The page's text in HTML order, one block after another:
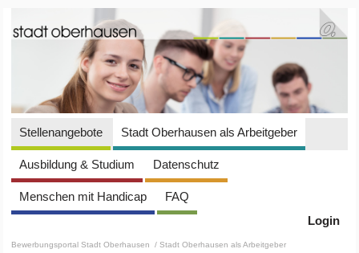
Stellenangebote Stadt Oberhausen als Arbeitgeber
Ausbildung & Studium Datenschutz
Menschen mit Handicap
FAQ
Login
Bewerbungsportal Stadt Oberhausen / Stadt Oberhausen als Arbeitgeber